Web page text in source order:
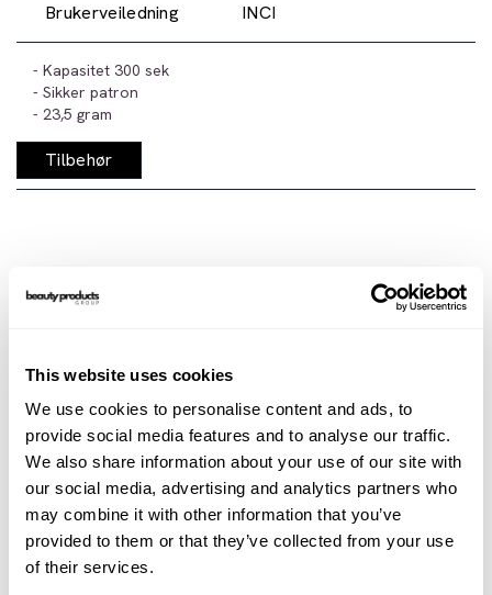
This website uses cookies
We use cookies to personalise content and ads, to
provide social media features and to analyse our traffic.
We also share information about your use of our site with
our social media, advertising and analytics partners who
may combine it with other information that you’ve
provided to them or that they’ve collected from your use
of their services.
Brukerveiledning INCI
- Kapasitet 300 sek
- Sikker patron
- 23,5 gram
Tilbehør